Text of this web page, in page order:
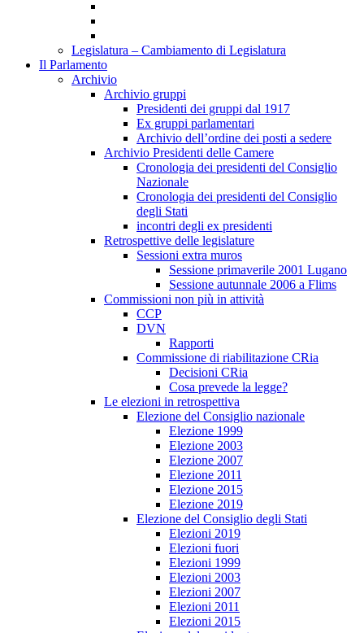
Legislatura – Cambiamento di Legislatura
Il Parlamento
Archivio
Archivio gruppi
Presidenti dei gruppi dal 1917
Ex gruppi parlamentari
Archivio dell’ordine dei posti a sedere
Archivio Presidenti delle Camere
Cronologia dei presidenti del Consiglio
Nazionale
Cronologia dei presidenti del Consiglio
degli Stati
incontri degli ex presidenti
Retrospettive delle legislature
Sessioni extra muros
Sessione primaverile 2001 Lugano
Sessione autunnale 2006 a Flims
Commissioni non più in attività
CCP
DVN
Rapporti
Commissione di riabilitazione CRia
Decisioni CRia
Cosa prevede la legge?
Le elezioni in retrospettiva
Elezione del Consiglio nazionale
Elezione 1999
Elezione 2003
Elezione 2007
Elezione 2011
Elezione 2015
Elezione 2019
Elezione del Consiglio degli Stati
Elezioni 2019
Elezioni fuori
Elezioni 1999
Elezioni 2003
Elezioni 2007
Elezioni 2011
Elezioni 2015